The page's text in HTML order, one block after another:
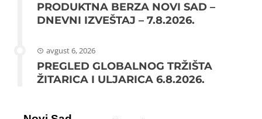
PRODUKTNA BERZA NOVI SAD –
DNEVNI IZVEŠTAJ – 7.8.2026.
avgust 6, 2026
PREGLED GLOBALNOG TRŽIŠTA
ŽITARICA I ULJARICA 6.8.2026.